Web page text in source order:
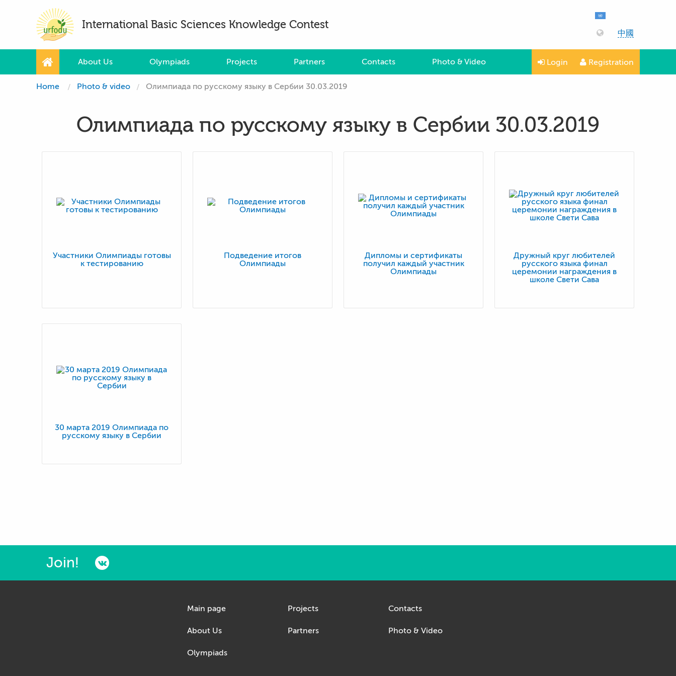
International Basic Sciences Knowledge Contest
中國
About Us Olympiads Projects Partners Contacts Photo & Video Login Registration
Home Photo & video Олимпиада по русскому языку в Сербии 30.03.2019
Олимпиада по русскому языку в Сербии 30.03.2019
Участники Олимпиады готовы
к тестированию
Подведение итогов
Олимпиады
Дипломы и сертификаты
получил каждый участник
Олимпиады
Дружный круг любителей
русского языка финал
церемонии награждения в
школе Свети Сава
30 марта 2019 Олимпиада по
русскому языку в Сербии
Join!
Main page
About Us
Olympiads
Projects
Partners
Contacts
Photo & Video